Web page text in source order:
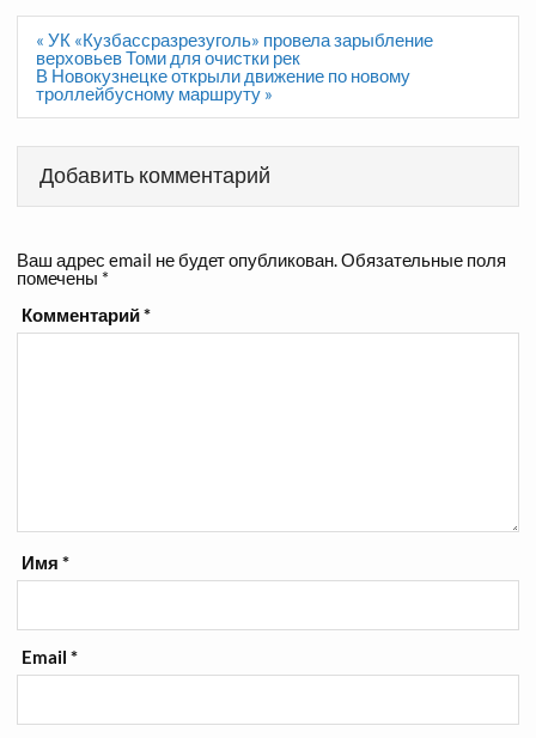
Навигация
по
записям
« УК «Кузбассразрезуголь» провела зарыбление
верховьев Томи для очистки рек
В Новокузнецке открыли движение по новому
троллейбусному маршруту »
Добавить комментарий
Ваш адрес email не будет опубликован.Обязательные поля
помечены *
Комментарий*
Имя*
Email*